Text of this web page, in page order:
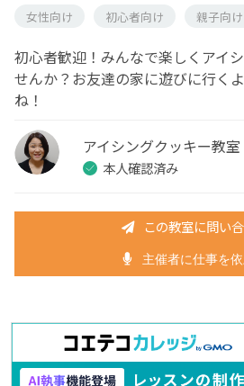
女性向け
初心者向け 親子向け
初心者歓迎！みんなで楽しくアイ
せんか？お友達の家に遊びに行く
ね！
アイシングクッキー教室
本人確認済み
この教室に問い
主催者に仕事を